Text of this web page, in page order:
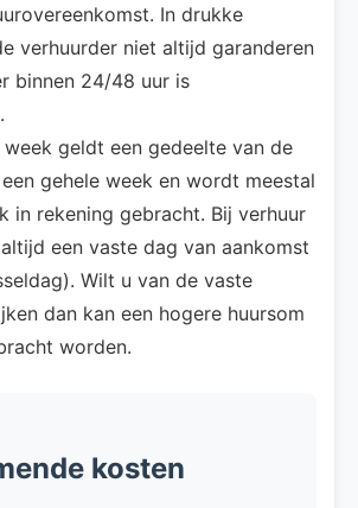
In drukke
verhuurder niet altijd garanderen
binnen 24/48 uur is
geldt een gedeelte van de
gehele week en wordt meestal
in rekening gebracht. Bij verhuur
een vaste dag van aankomst
Wilt u van de vaste
dan kan een hogere huursom
worden.
kosten